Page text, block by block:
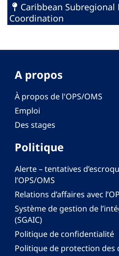
Caribbean Subregional
Coordination
A propos
À propos de l'OPS/OMS
Emploi
Des stages
Politique
Alerte – tentatives
l’OPS/OMS
Relations d’affaires avec
Système de gestion de
(SGAIC)
Politique de confidentialité
Politique de protection des